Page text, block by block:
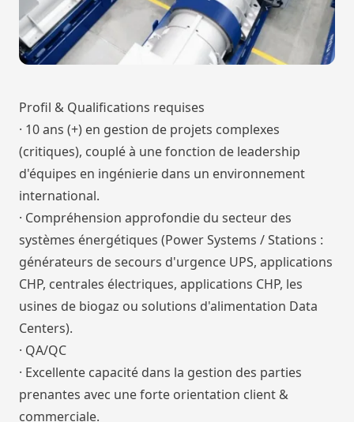
Profil & Qualifications requises
· 10 ans (+) en gestion de projets complexes
(critiques), couplé à une fonction de leadership
d'équipes en ingénierie dans un environnement
international.
· Compréhension approfondie du secteur des
systèmes énergétiques (Power Systems / Stations :
générateurs de secours d'urgence UPS, applications
CHP, centrales électriques, applications CHP, les
usines de biogaz ou solutions d'alimentation Data
Centers).
· QA/QC
· Excellente capacité dans la gestion des parties
prenantes avec une forte orientation client &
commerciale.